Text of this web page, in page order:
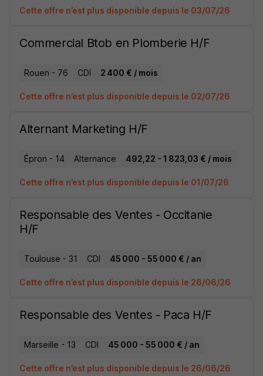
Cette offre n’est plus disponible depuis le 03/07/26
Commercial Btob en Plomberie H/F
Rouen - 76 CDI 2 400 € / mois
Cette offre n’est plus disponible depuis le 02/07/26
Alternant Marketing H/F
Épron - 14 Alternance 492,22 - 1 823,03 € / mois
Cette offre n’est plus disponible depuis le 01/07/26
Responsable des Ventes - Occitanie
H/F
Toulouse - 31 CDI 45 000 - 55 000 € / an
Cette offre n’est plus disponible depuis le 26/06/26
Responsable des Ventes - Paca H/F
Marseille - 13 CDI 45 000 - 55 000 € / an
Cette offre n’est plus disponible depuis le 26/06/26